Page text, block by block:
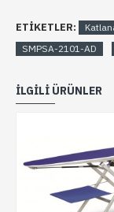
ETIKETLER:
SMPSA-2101-AD
İLGILI ÜRÜNLER